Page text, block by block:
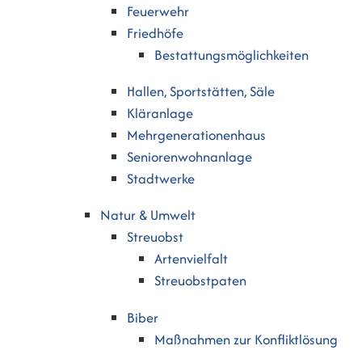
Feuerwehr
Friedhöfe
Bestattungsmöglichkeiten
Hallen, Sportstätten, Säle
Kläranlage
Mehrgenerationenhaus
Seniorenwohnanlage
Stadtwerke
Natur & Umwelt
Streuobst
Artenvielfalt
Streuobstpaten
Biber
Maßnahmen zur Konfliktlösung